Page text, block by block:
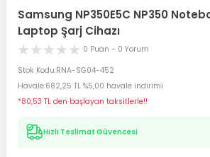
Samsung NP350E5C NP350
Laptop Şarj Cihazı
0 Puan - 0 Yorum
Stok Kodu RNA-SG04-452
Havale 682,25 TL %5,00 havale indirimi
*80,53 TL den başlayan taksitlerle!!
Hızlı Teslimat Güvencesi